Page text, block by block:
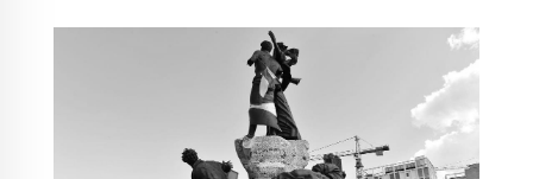
سياسياً وإقتصادياً، وصولا إلى الدعوة الأولى من
نوعها لإدارة لبنان وجهه نحو الشرق، أي نحو الصين،
بدلا من الغرب وتحديدا الولايات المتحدة الأميركية.